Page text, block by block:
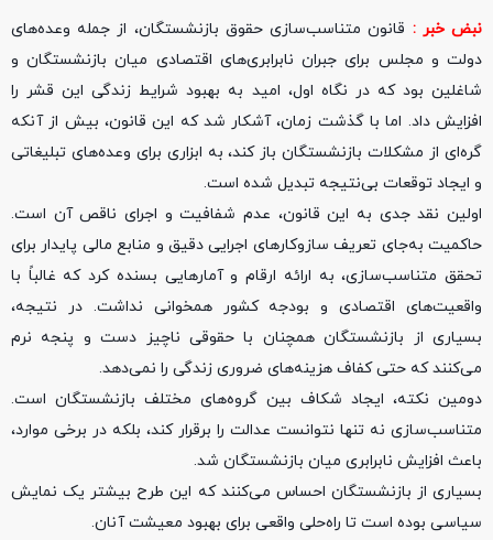
نبض خبر : قانون متناسب‌سازی حقوق بازنشستگان، از جمله وعده‌های
دولت و مجلس برای جبران نابرابری‌های اقتصادی میان بازنشستگان و
شاغلین بود که در نگاه اول، امید به بهبود شرایط زندگی این قشر را
افزایش داد. اما با گذشت زمان، آشکار شد که این قانون، بیش از آنکه
گره‌ای از مشکلات بازنشستگان باز کند، به ابزاری برای وعده‌های تبلیغاتی
و ایجاد توقعات بی‌نتیجه تبدیل شده است.
اولین نقد جدی به این قانون، عدم شفافیت و اجرای ناقص آن است.
حاکمیت به‌جای تعریف سازوکارهای اجرایی دقیق و منابع مالی پایدار برای
تحقق متناسب‌سازی، به ارائه ارقام و آمارهایی بسنده کرد که غالباً با
واقعیت‌های اقتصادی و بودجه کشور همخوانی نداشت. در نتیجه،
بسیاری از بازنشستگان همچنان با حقوقی ناچیز دست و پنجه نرم
می‌کنند که حتی کفاف هزینه‌های ضروری زندگی را نمی‌دهد.
دومین نکته، ایجاد شکاف بین گروه‌های مختلف بازنشستگان است.
متناسب‌سازی نه تنها نتوانست عدالت را برقرار کند، بلکه در برخی موارد،
باعث افزایش نابرابری میان بازنشستگان شد.
بسیاری از بازنشستگان احساس می‌کنند که این طرح بیشتر یک نمایش
سیاسی بوده است تا راه‌حلی واقعی برای بهبود معیشت آنان.